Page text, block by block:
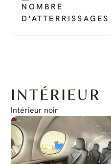
NOMBRE
D'ATTERRISSAGES
INTÉRIEUR
Intérieur noir